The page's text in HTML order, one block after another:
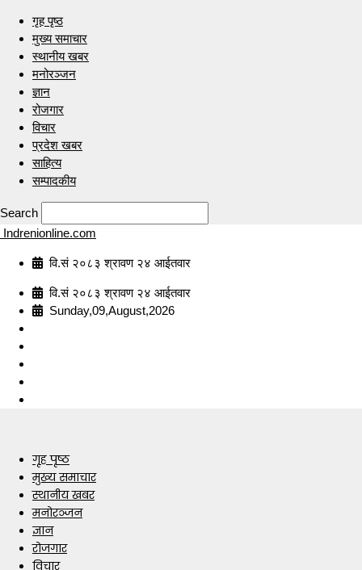
गृह पृष्ठ
मुख्य समाचार
स्थानीय खबर
मनोरञ्जन
ज्ञान
रोजगार
विचार
प्रदेश खबर
साहित्य
सम्पादकीय
Search
Indrenionline.com
वि.सं २०८३ श्रावण २४ आईतवार
वि.सं २०८३ श्रावण २४ आईतवार
Sunday,09,August,2026
गृह पृष्ठ
मुख्य समाचार
स्थानीय खबर
मनोरञ्जन
ज्ञान
रोजगार
विचार